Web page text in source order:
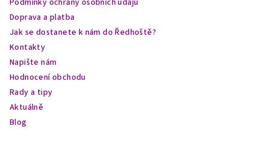
Doprava a platba
Jak se dostanete k nám do Ředhoště?
Kontakty
Napište nám
Hodnocení obchodu
Rady a tipy
Aktuálně
Blog